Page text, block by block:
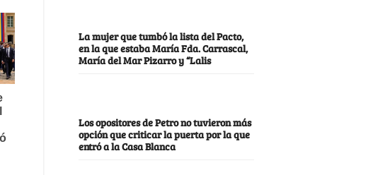
La mujer que tumbó la lista del Pacto,
en la que estaba María Fda. Carrascal,
María del Mar Pizarro y “Lalis
Los opositores de Petro no tuvieron más
opción que criticar la puerta por la que
entró a la Casa Blanca